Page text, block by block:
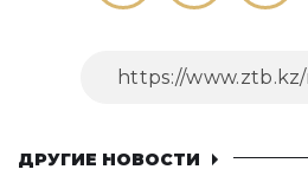
ДРУГИЕ НОВОСТИ